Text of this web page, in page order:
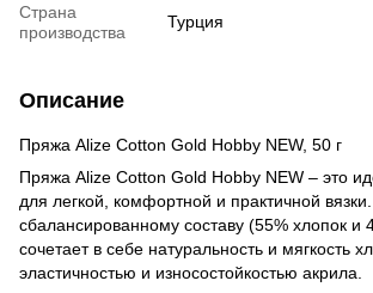
Страна
производства
Турция
Описание
Пряжа Alize Cotton Gold Hobby NEW, 50 г
Пряжа Alize Cotton Gold Hobby NEW – это
для легкой, комфортной и практичной
сбалансированному составу (55% хлопок и
сочетает в себе натуральность и мягкость
эластичностью и износостойкостью акрила.